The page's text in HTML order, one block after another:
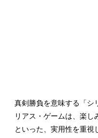
真剣勝負を意味する「シ
リアス・ゲームは、楽し
といった、実用性を重視